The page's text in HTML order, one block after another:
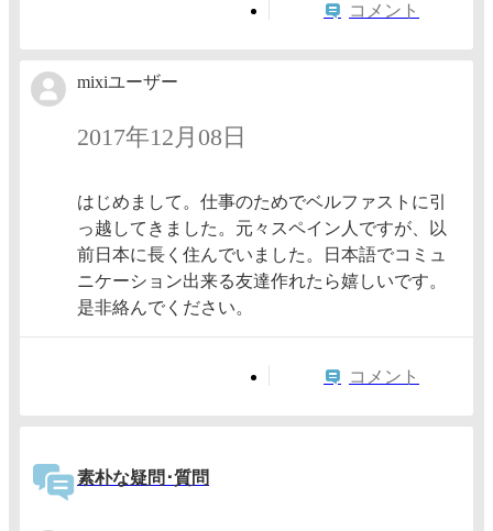
コメント
mixiユーザー
2017年12月08日
はじめまして。仕事のためでベルファストに引
っ越してきました。元々スペイン人ですが、以
前日本に長く住んでいました。日本語でコミュ
ニケーション出来る友達作れたら嬉しいです。
是非絡んでください。
コメント
素朴な疑問･質問